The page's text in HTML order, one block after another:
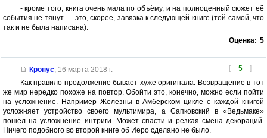
- кроме того, книга очень мала по объёму, и на полноценный сюжет её
события не тянут — это, скорее, завязка к следующей книге (той самой, что
так и не была написана).
Оценка: 5
[ 5 ]
Кропус, 16 марта 2018 г.
Как правило продолжение бывает хуже оригинала. Возвращение в тот
же мир нередко похоже на повтор. Обойти это, конечно, можно если пойти
на усложнение. Например Железны в Амберском цикле с каждой книгой
усложняет устройство своего мультимира, а Сапковский в «Ведьмаке»
пошёл на усложнение интриги. Может спасти и резкая смена декораций.
Ничего подобного во второй книге об Иеро сделано не было.